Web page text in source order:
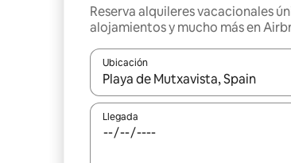
Reserva alquileres vacacionales
alojamientos y mucho más en
Ubicación
Cuando los resultados estén
Llegada